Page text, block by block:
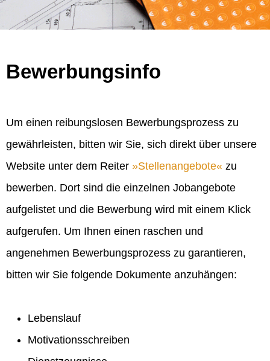
Bewerbungsinfo
Um einen reibungslosen Bewerbungsprozess zu
gewährleisten, bitten wir Sie, sich direkt über unsere
Website unter dem Reiter
Stellenangebote
zu
bewerben. Dort sind die einzelnen Jobangebote
aufgelistet und die Bewerbung wird mit einem Klick
aufgerufen. Um Ihnen einen raschen und
angenehmen Bewerbungsprozess zu garantieren,
bitten wir Sie folgende Dokumente anzuhängen:
Lebenslauf
Motivationsschreiben